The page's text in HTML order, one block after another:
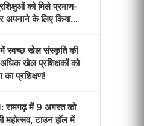
को मिले प्रमाण-
अपनाने के लिए किया
में स्वच्छ खेल संस्कृति की
खेल प्रशिक्षकों को
का प्रशिक्षण!
में 9 अगस्त को
महोत्सव, टाउन हॉल में